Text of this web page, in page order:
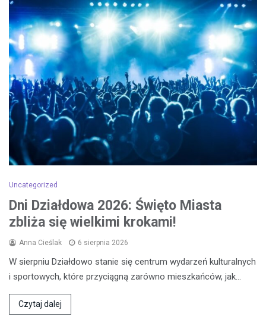
Uncategorized
Dni Działdowa 2026: Święto Miasta
zbliża się wielkimi krokami!
Anna Cieślak 6 sierpnia 2026
W sierpniu Działdowo stanie się centrum wydarzeń kulturalnych
i sportowych, które przyciągną zarówno mieszkańców, jak…
Czytaj dalej